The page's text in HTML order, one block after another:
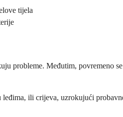
tijela
probleme. Međutim,
ili crijeva, uzrokujući